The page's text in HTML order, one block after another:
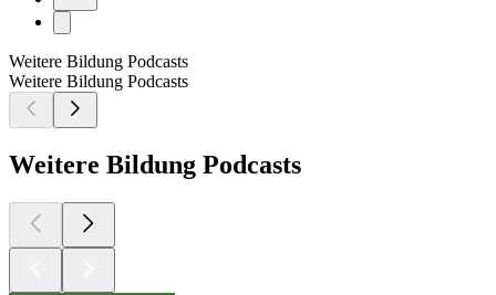
Weitere Bildung Podcasts
Weitere Bildung Podcasts
Weitere Bildung Podcasts